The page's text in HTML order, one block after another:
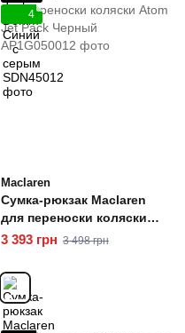
4
Maclaren
Сумка-рюкзак Maclaren
для переноски коляски
Atom Jet Pack Черный
3 393 грн 3 498 грн